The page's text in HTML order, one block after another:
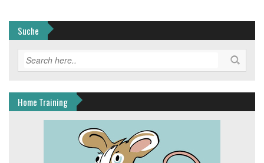
Suche
Home Training